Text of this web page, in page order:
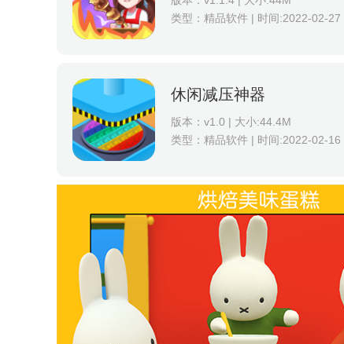
类型：精品软件 | 时间:2022-02-27
休闲减压神器
版本：v1.0 | 大小:44.4M
类型：精品软件 | 时间:2022-02-16